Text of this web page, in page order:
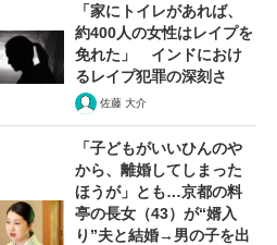
「家にトイレがあれば、
約400人の女性はレイプを
免れた」 インドにおけ
るレイプ犯罪の深刻さ
佐藤 大介
「子どもがいいひんのや
から、離婚してしまった
ほうが」とも…京都の料
亭の長女（43）が“婿入
り”夫と結婚→男の子を出